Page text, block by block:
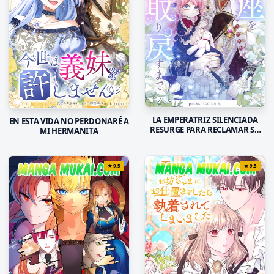
EN ESTA VIDA NO PERDONARÉ A
MI HERMANITA
LA EMPERATRIZ SILENCIADA
RESURGE PARA RECLAMAR SU
★9.5 ★9.5